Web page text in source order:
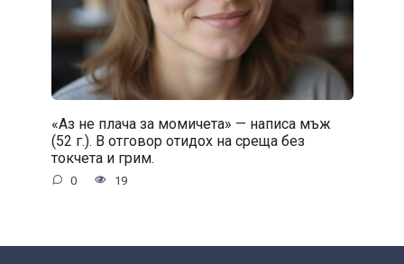
«Аз не плача за момичета» — написа мъж
(52 г.). В отговор отидох на среща без
токчета и грим.
0 19